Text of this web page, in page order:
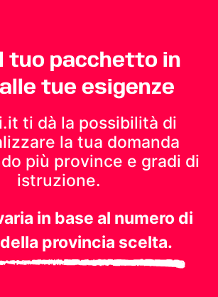
tuo pacchetto in
tue esigenze
ti dà la possibilità di
la tua domanda
più province e gradi di
istruzione.
in base al numero di
provincia scelta.